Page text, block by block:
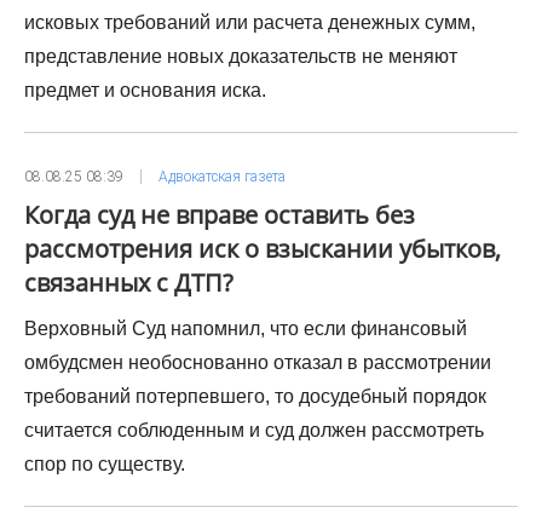
исковых требований или расчета денежных сумм,
представление новых доказательств не меняют
предмет и основания иска.
08.08.25 08:39 Адвокатская газета
Когда суд не вправе оставить без
рассмотрения иск о взыскании убытков,
связанных с ДТП?
Верховный Суд напомнил, что если финансовый
омбудсмен необоснованно отказал в рассмотрении
требований потерпевшего, то досудебный порядок
считается соблюденным и суд должен рассмотреть
спор по существу.